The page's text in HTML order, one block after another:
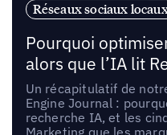
Réseaux sociaux
Pourquoi
alors que l’IA lit
Un récapitulatif de
Engine Journal :
recherche IA, et les